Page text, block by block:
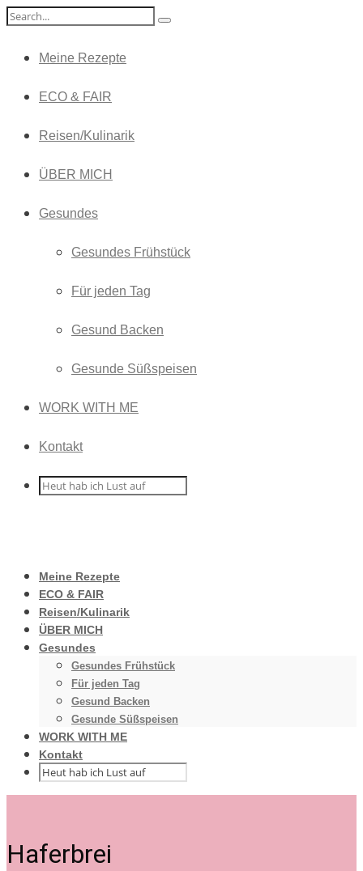
Meine Rezepte
ECO & FAIR
Reisen/Kulinarik
ÜBER MICH
Gesundes
Gesundes Frühstück
Für jeden Tag
Gesund Backen
Gesunde Süßspeisen
WORK WITH ME
Kontakt
Meine Rezepte
ECO & FAIR
Reisen/Kulinarik
ÜBER MICH
Gesundes
Gesundes Frühstück
Für jeden Tag
Gesund Backen
Gesunde Süßspeisen
WORK WITH ME
Kontakt
Haferbrei